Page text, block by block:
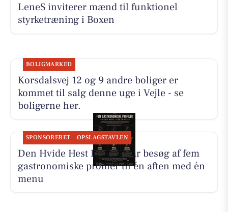
LeneS inviterer mænd til funktionel
styrketræning i Boxen
BOLIGMARKED
Korsdalsvej 12 og 9 andre boliger er
kommet til salg denne uge i Vejle - se
boligerne her.
SPONSORERET OPSLAGSTAVLEN
Den Hvide Hest Kolding får besøg af fem
gastronomiske profiler til én aften med én
menu